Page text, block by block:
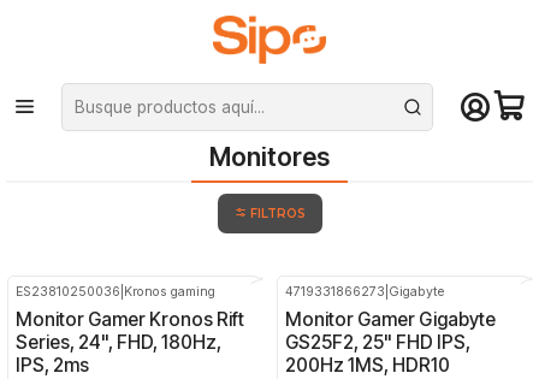
¡Compra hasta mediodía y recibe hoy! De lunes a sábado en el gran
Santiago. Envío gratis desde $29.990
Inicio Monitores Monitores
Monitores
FILTROS
ES23810250036 Kronos gaming
Monitor Gamer Kronos Rift
Series, 24", FHD, 180Hz,
IPS, 2ms
4719331866273 Gigabyte
Monitor Gamer Gigabyte
GS25F2, 25" FHD IPS,
200Hz 1MS, HDR10